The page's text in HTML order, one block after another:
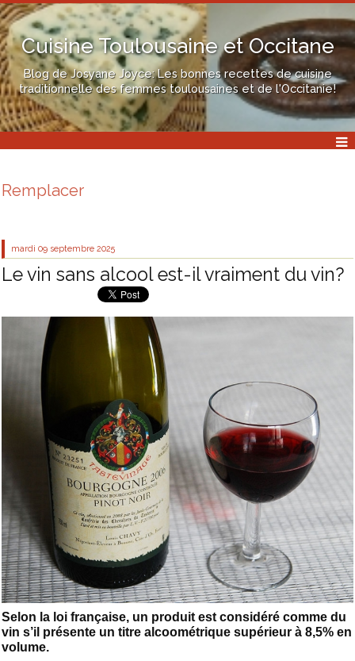
Cuisine Toulousaine et Occitane
Blog de Josyane Joyce: Les bonnes recettes de cuisine
traditionnelle des femmes toulousaines et de l'Occitanie!
Remplacer
mardi 09 septembre 2025
Le vin sans alcool est-il vraiment du vin?
Selon la loi française, un produit est considéré comme du
vin s’il présente un titre alcoométrique supérieur à 8,5% en
volume.